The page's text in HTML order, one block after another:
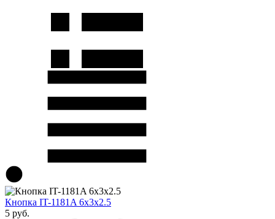
Кнопка IT-1181A 6x3х2.5
5 руб.